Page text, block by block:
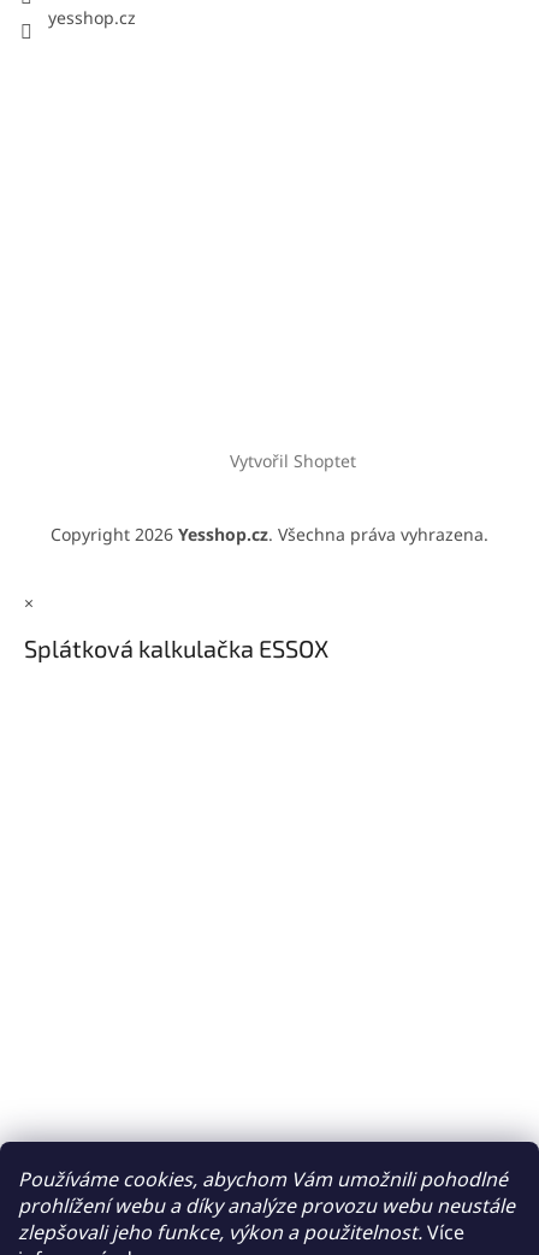
Používáme cookies, abychom Vám umožnili pohodlné
prohlížení webu a díky analýze provozu webu neustále
zlepšovali jeho funkce, výkon a použitelnost.Více
yesshop.cz
Vytvořil Shoptet
Copyright 2026 Yesshop.cz. Všechna práva vyhrazena.
×
Splátková kalkulačka ESSOX